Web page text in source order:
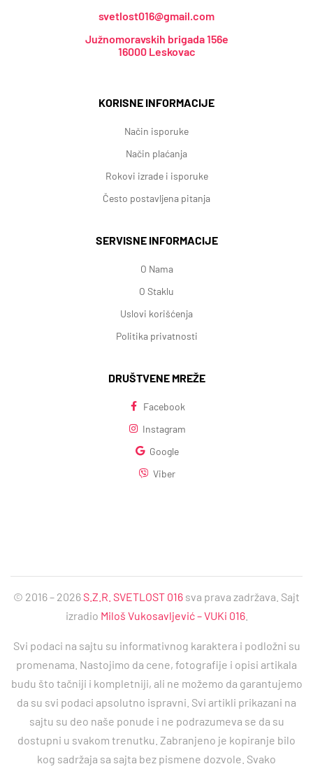
KORISNE INFORMACIJE
Način isporuke
Način plaćanja
Rokovi izrade i isporuke
Često postavljena pitanja
SERVISNE INFORMACIJE
O Nama
O Staklu
Uslovi korišćenja
Politika privatnosti
DRUŠTVENE MREŽE
Facebook
Instagram
Google
Viber
svetlost016@gmail.com
Južnomoravskih brigada 156e
16000 Leskovac
© 2016 – 2026S.Z.R. SVETLOST 016 sva prava zadržava. Sajt
izradio Miloš Vukosavljević – VUKi 016.
Svi podaci na sajtu su informativnog karaktera i podložni su
promenama. Nastojimo da cene, fotografije i opisi artikala
budu što tačniji i kompletniji, ali ne možemo da garantujemo
da su svi podaci apsolutno ispravni. Svi artikli prikazani na
sajtu su deo naše ponude i ne podrazumeva se da su
dostupni u svakom trenutku. Zabranjeno je kopiranje bilo
kog sadržaja sa sajta bez pismene dozvole. Svako